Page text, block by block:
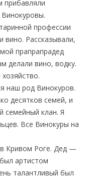
прибавляли
Винокуровы.
профессии
вино. Рассказывали,
прапрапрадед
делали вино, водку.
наш род Винокуров.
десятков семей, и
семейный клан. Я
Все Винокуры на
Кривом Роге. Дед —
артистом
талантливый был